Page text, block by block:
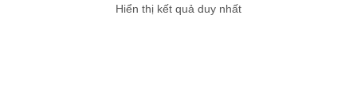
Hiển thị kết quả duy nhất